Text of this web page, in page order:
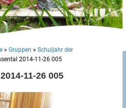
» Gruppen » Schuljahr der
2014-11-26 005
11-26 005